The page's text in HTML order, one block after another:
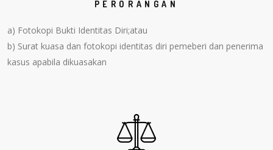
PERORANGAN
a) Fotokopi Bukti Identitas Diri;atau
b) Surat kuasa dan fotokopi identitas diri pemeberi dan penerima
kasus apabila dikuasakan